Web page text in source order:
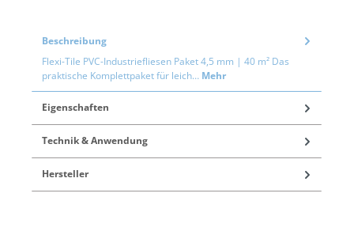
Beschreibung
Flexi-Tile PVC-Industriefliesen Paket 4,5 mm | 40 m² Das
praktische Komplettpaket für leich… Mehr
Eigenschaften
Technik & Anwendung
Hersteller